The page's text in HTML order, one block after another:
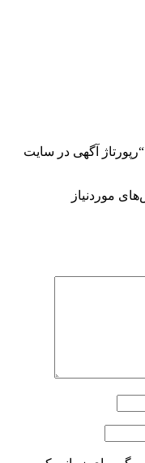
آگهی در سایت
موردنیاز